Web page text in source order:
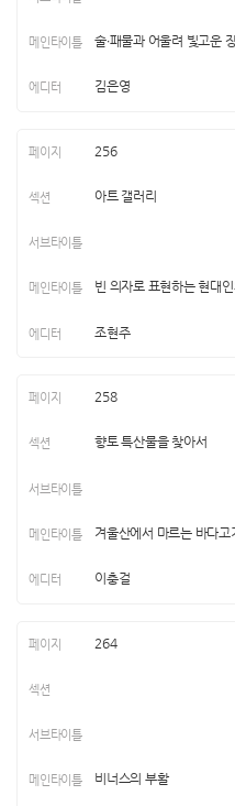
술∙패물과 어울려 빛고운
김은영
256
아트 갤러리
빈 의자로 표현하는 현대
조현주
258
향토 특산물을 찾아서
겨울산에서 마르는 바다
이충걸
264
비너스의 부활